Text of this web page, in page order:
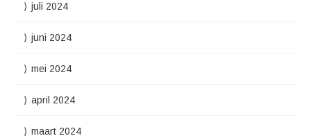
juli 2024
juni 2024
mei 2024
april 2024
maart 2024